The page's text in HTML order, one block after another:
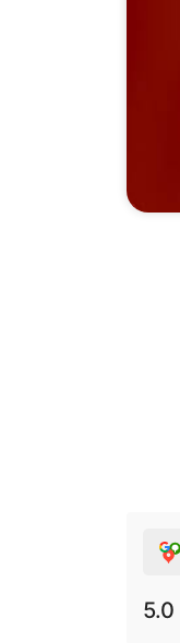
5.0